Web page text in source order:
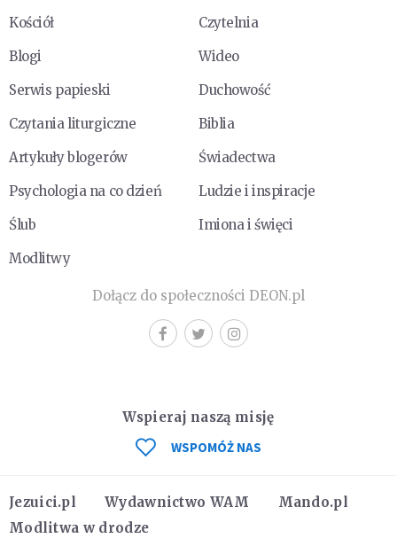
Kościół
Czytelnia
Blogi
Wideo
Serwis papieski
Duchowość
Czytania liturgiczne
Biblia
Artykuły blogerów
Świadectwa
Psychologia na co dzień
Ludzie i inspiracje
Ślub
Imiona i święci
Modlitwy
Dołącz do społeczności DEON.pl
Jezuici.pl Wydawnictwo WAM
Mando.pl
Modlitwa w drodze
Wspieraj naszą misję
WSPOMÓŻ NAS